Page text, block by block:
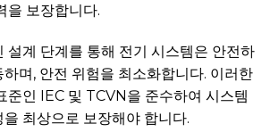
을 보장합니다.
설계 단계를 통해 전기 시스템은 안전하
며, 안전 위험을 최소화합니다. 이러한
준인 IEC 및 TCVN을 준수하여 시스템
최상으로 보장해야 합니다.